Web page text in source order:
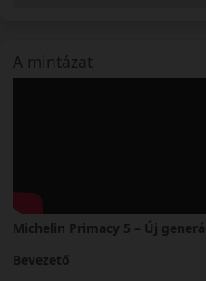
A mintázat
Michelin Primacy 5 – Új
Bevezető